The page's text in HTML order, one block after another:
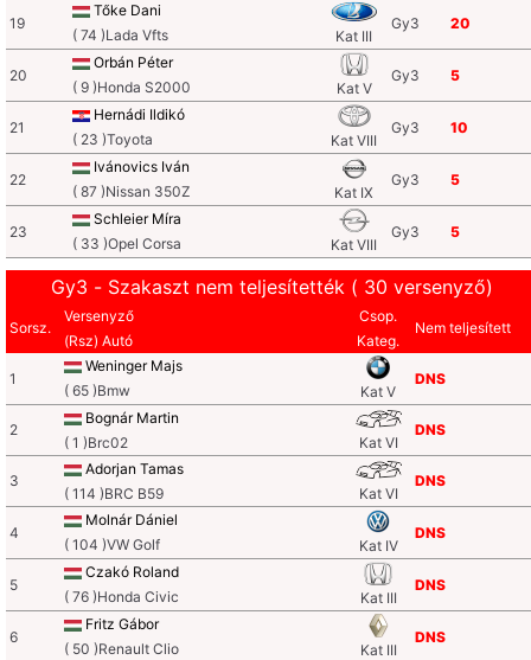
19
Tőke Dani
( 74 )Lada Vfts
Kat III
Gy3 20
20
Orbán Péter
( 9 )Honda S2000
Kat V
Gy3 5
21
Hernádi Ildikó
( 23 )Toyota
Kat VIII
Gy3 10
22
Ivánovics Iván
( 87 )Nissan 350Z
Kat IX
Gy3 5
23
Schleier Míra
( 33 )Opel Corsa
Kat VIII
Gy3 5
Gy3 - Szakaszt nem teljesítették ( 30 versenyző)
Sorsz.
Versenyző
(Rsz) Autó
Csop.
Kateg.
Nem teljesített
1
Weninger Majs
( 65 )Bmw
Kat V
DNS
2
Bognár Martin
( 1 )Brc02
Kat VI
DNS
3
Adorjan Tamas
( 114 )BRC B59
Kat VI
DNS
4
Molnár Dániel
( 104 )VW Golf
Kat IV
DNS
5
Czakó Roland
( 76 )Honda Civic
Kat III
DNS
6
Fritz Gábor
( 50 )Renault Clio
Kat III
DNS